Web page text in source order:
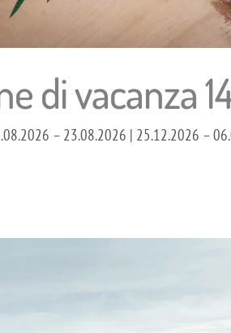
di vacanza
– 23.08.2026 | 25.12.2026 –